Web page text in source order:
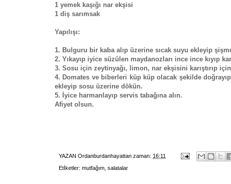
1 yemek kaşığı nar ekşisi
1 diş sarımsak
Yapılışı:
1. Bulguru bir kaba alıp üzerine sıcak suyu ekleyip
2. Yıkayıp iyice süzülen maydanozları ince ince kıyıp
3. Sosu için zeytinyağı, limon, nar ekşisini karıştırıp
4. Domates ve biberleri küp küp olacak şekilde
ekleyip sosu üzerine dökün.
5. İyice harmanlayıp servis tabağına alın.
Afiyet olsun.
YAZAN Ordanburdanhayattan zaman: 16:11
Etİketler: mutfağım salatalar